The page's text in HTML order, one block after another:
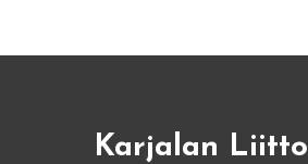
Karjalan Liitto